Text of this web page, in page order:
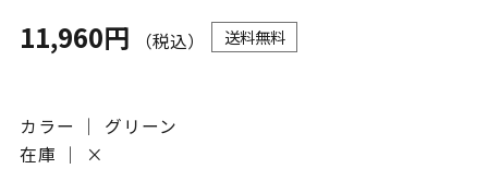
11,960円 （税込） 送料無料
カラー ｜ グリーン
在庫 ｜
×